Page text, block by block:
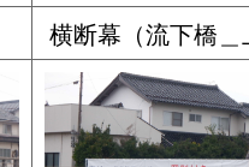
横断幕（流下橋